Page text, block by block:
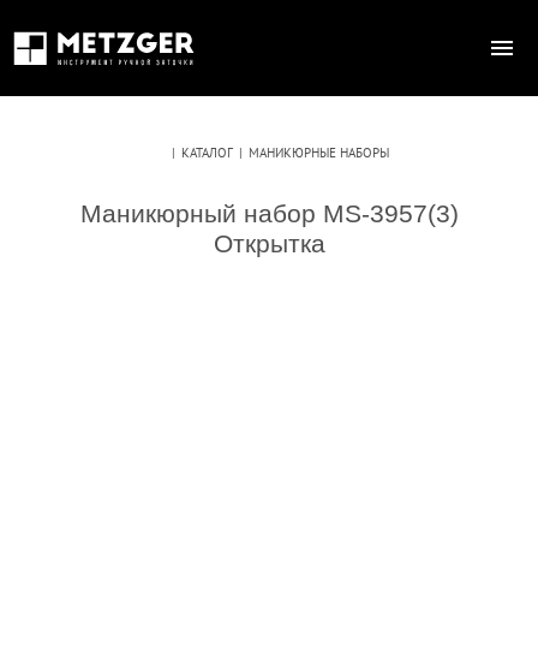
| КАТАЛОГ | МАНИКЮРНЫЕ НАБОРЫ
Маникюрный набор MS-3957(3)
Открытка